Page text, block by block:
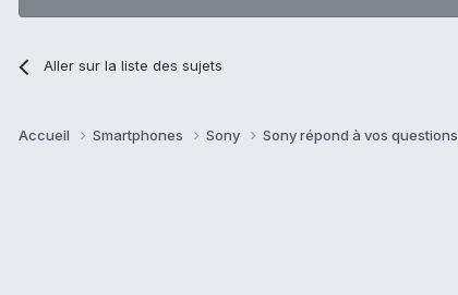
Aller sur la liste des sujets
Accueil Smartphones Sony Sony répond à vos questions